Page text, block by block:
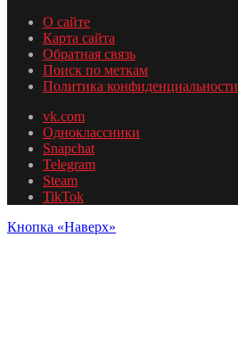
О сайте
Карта сайта
Обратная связь
Поиск по меткам
Политика конфиденциальности
vk.com
Одноклассники
Snapchat
Telegram
Steam
TikTok
Кнопка «Наверх»